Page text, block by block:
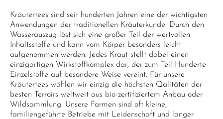
Kräutertees sind seit hunderten Jahren eine der wichtigsten
Anwendungen der traditionellen Kräuterkunde. Durch den
Wasserauszug löst sich eine großer Teil der wertvollen
Inhaltsstoffe und kann vom Körper besonders leicht
aufgenommen werden. Jedes Kraut stellt dabei einen
einzigartigen Wirkstoffkomplex dar, der zum Teil Hunderte
Einzelstoffe auf besondere Weise vereint. Für unsere
Kräutertees wählen wir einzig die höchsten Qalitäten der
besten Terroirs weltweit aus bio-zertifiziertem Anbau oder
Wildsammlung. Unsere Farmen sind oft kleine,
familiengeführte Betriebe mit Leidenschaft und langer